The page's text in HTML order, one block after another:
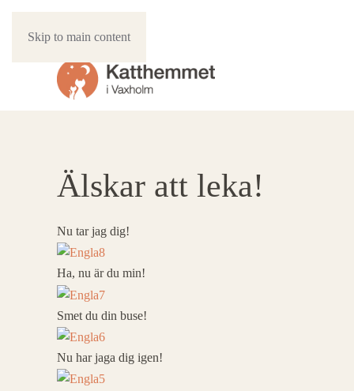
Skip to main content
Älskar att leka!
Nu tar jag dig!
Ha, nu är du min!
Smet du din buse!
Nu har jaga dig igen!